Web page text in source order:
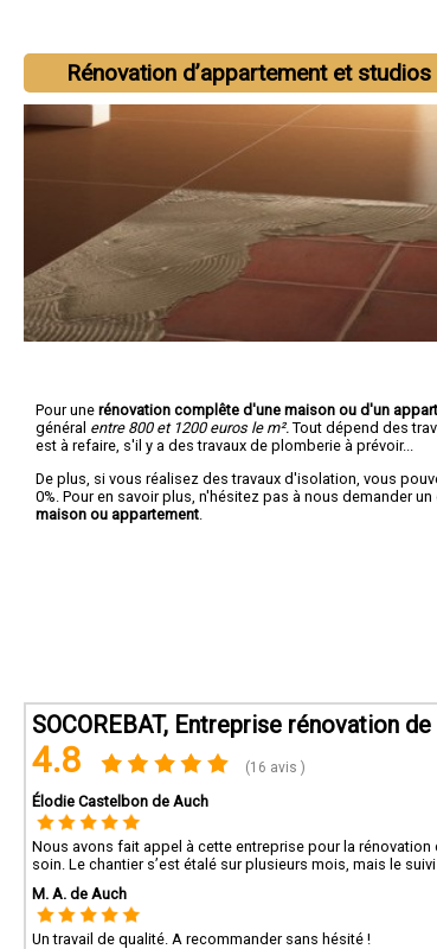
Rénovation d’appartement et studios
Pour une rénovation complête d'une maison ou d'un
général entre 800 et 1200 euros le m². Tout dépend des
est à refaire, s'il y a des travaux de plomberie à prévoir...
De plus, si vous réalisez des travaux d'isolation, vous
0%. Pour en savoir plus, n'hésitez pas à nous demander
maison ou appartement
SOCOREBAT, Entreprise rénovation
4.8 (16 avis )
Élodie Castelbon de Auch
Nous avons fait appel à cette entreprise pour la
soin. Le chantier s’est étalé sur plusieurs mois, mais le
M. A. de Auch
Un travail de qualité. A recommander sans hésité !